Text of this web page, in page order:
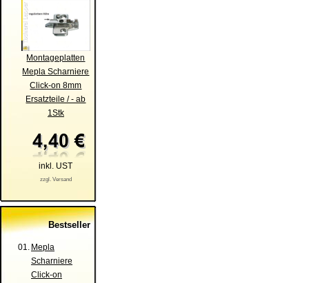
Montageplatten
Mepla Scharniere
Click-on 8mm
Ersatzteile / - ab
1Stk
inkl. UST
zzgl. Versand
Bestseller
01. Mepla
Scharniere
Click-on